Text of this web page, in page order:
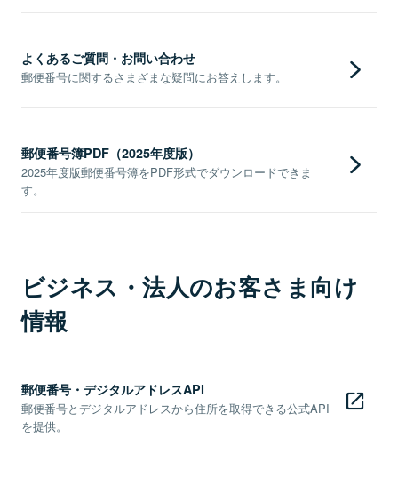
よくあるご質問・お問い合わせ
郵便番号に関するさまざまな疑問にお答えします。
郵便番号簿PDF（2025年度版）
2025年度版郵便番号簿をPDF形式でダウンロードできま
す。
ビジネス・法人のお客さま向け
情報
郵便番号・デジタルアドレスAPI
郵便番号とデジタルアドレスから住所を取得できる公式API
を提供。